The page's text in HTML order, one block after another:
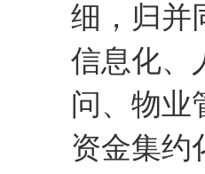
细，归并
信息化、
问、物业
资金集约